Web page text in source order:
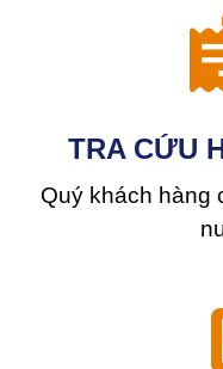
TRA CỨU
Quý khách hàng